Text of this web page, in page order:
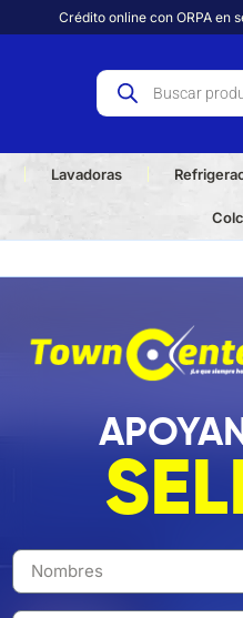
Crédito online con ORPA en
Lavadoras